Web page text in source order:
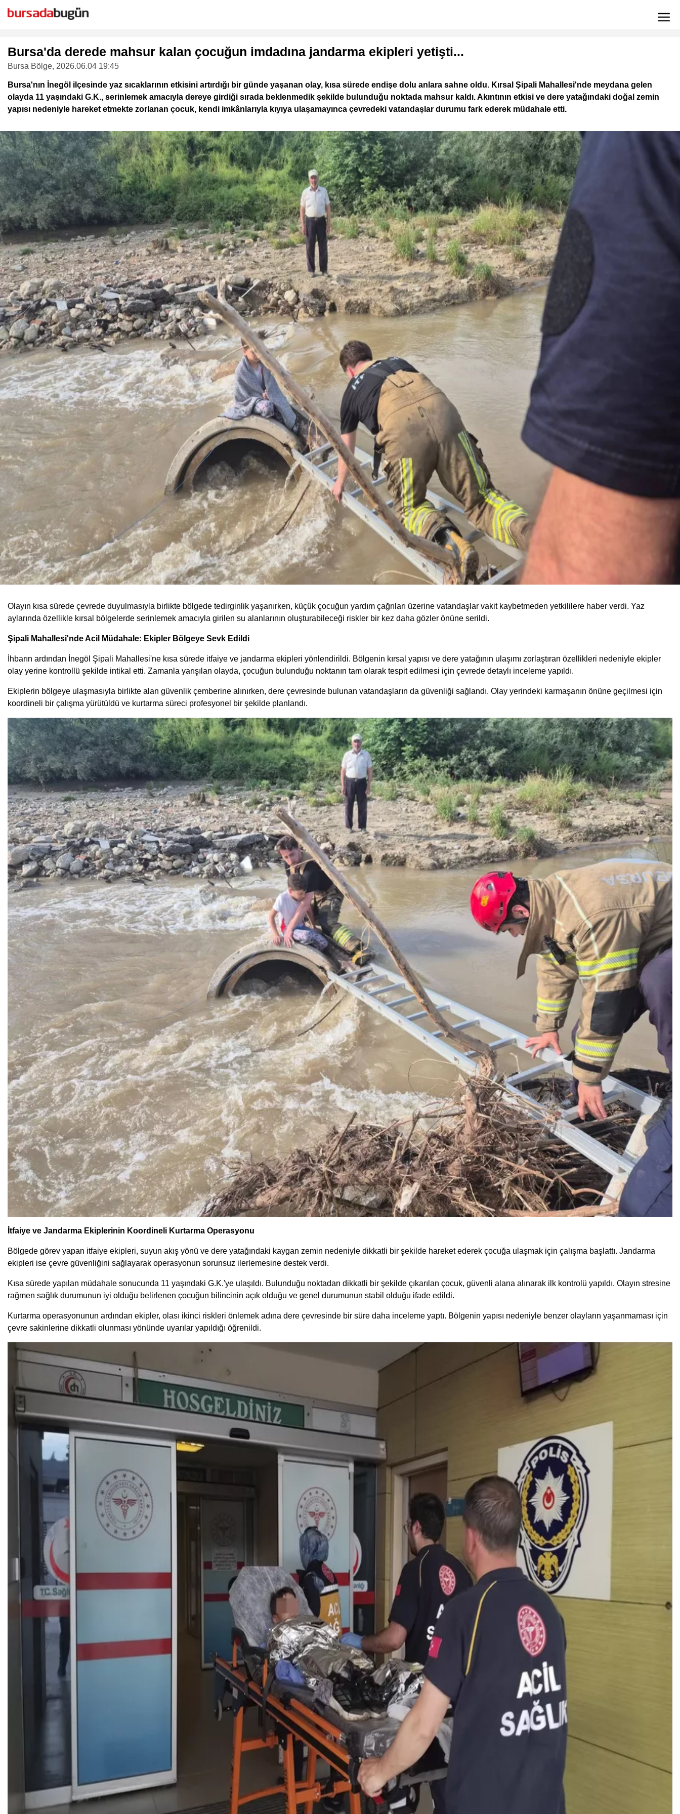
Bursa'da derede mahsur kalan çocuğun imdadına jandarma ekipleri yetişti...
Bursa Bölge, 2026.06.04 19:45
Bursa'nın İnegöl ilçesinde yaz sıcaklarının etkisini artırdığı bir günde yaşanan olay, kısa sürede endişe dolu anlara sahne oldu. Kırsal Şipali Mahallesi'nde meydana gelen
olayda 11 yaşındaki G.K., serinlemek amacıyla dereye girdiği sırada beklenmedik şekilde bulunduğu noktada mahsur kaldı. Akıntının etkisi ve dere yatağındaki doğal zemin
yapısı nedeniyle hareket etmekte zorlanan çocuk, kendi imkânlarıyla kıyıya ulaşamayınca çevredeki vatandaşlar durumu fark ederek müdahale etti.
Olayın kısa sürede çevrede duyulmasıyla birlikte bölgede tedirginlik yaşanırken, küçük çocuğun yardım çağrıları üzerine vatandaşlar vakit kaybetmeden yetkililere haber verdi. Yaz
aylarında özellikle kırsal bölgelerde serinlemek amacıyla girilen su alanlarının oluşturabileceği riskler bir kez daha gözler önüne serildi.
Şipali Mahallesi'nde Acil Müdahale: Ekipler Bölgeye Sevk Edildi
İhbarın ardından İnegöl Şipali Mahallesi'ne kısa sürede itfaiye ve jandarma ekipleri yönlendirildi. Bölgenin kırsal yapısı ve dere yatağının ulaşımı zorlaştıran özellikleri nedeniyle ekipler
olay yerine kontrollü şekilde intikal etti. Zamanla yarışılan olayda, çocuğun bulunduğu noktanın tam olarak tespit edilmesi için çevrede detaylı inceleme yapıldı.
Ekiplerin bölgeye ulaşmasıyla birlikte alan güvenlik çemberine alınırken, dere çevresinde bulunan vatandaşların da güvenliği sağlandı. Olay yerindeki karmaşanın önüne geçilmesi için
koordineli bir çalışma yürütüldü ve kurtarma süreci profesyonel bir şekilde planlandı.
İtfaiye ve Jandarma Ekiplerinin Koordineli Kurtarma Operasyonu
Bölgede görev yapan itfaiye ekipleri, suyun akış yönü ve dere yatağındaki kaygan zemin nedeniyle dikkatli bir şekilde hareket ederek çocuğa ulaşmak için çalışma başlattı. Jandarma
ekipleri ise çevre güvenliğini sağlayarak operasyonun sorunsuz ilerlemesine destek verdi.
Kısa sürede yapılan müdahale sonucunda 11 yaşındaki G.K.'ye ulaşıldı. Bulunduğu noktadan dikkatli bir şekilde çıkarılan çocuk, güvenli alana alınarak ilk kontrolü yapıldı. Olayın stresine
rağmen sağlık durumunun iyi olduğu belirlenen çocuğun bilincinin açık olduğu ve genel durumunun stabil olduğu ifade edildi.
Kurtarma operasyonunun ardından ekipler, olası ikinci riskleri önlemek adına dere çevresinde bir süre daha inceleme yaptı. Bölgenin yapısı nedeniyle benzer olayların yaşanmaması için
çevre sakinlerine dikkatli olunması yönünde uyarılar yapıldığı öğrenildi.